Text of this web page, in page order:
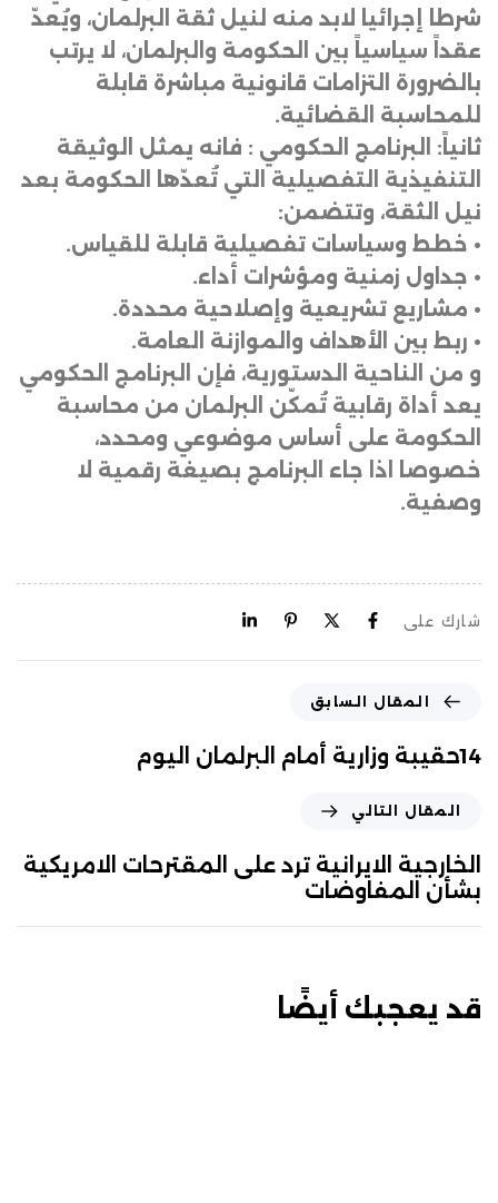
شرطا إجرائيا لابد منه لنيل ثقة البرلمان، ويُعدّ
عقداً سياسياً بين الحكومة والبرلمان، لا يرتب
بالضرورة التزامات قانونية مباشرة قابلة
للمحاسبة القضائية.
ثانياً: البرنامج الحكومي : فانه يمثل الوثيقة
التنفيذية التفصيلية التي تُعدّها الحكومة بعد
نيل الثقة، وتتضمن:
• خطط وسياسات تفصيلية قابلة للقياس.
• جداول زمنية ومؤشرات أداء.
• مشاريع تشريعية وإصلاحية محددة.
• ربط بين الأهداف والموازنة العامة.
و من الناحية الدستورية، فإن البرنامج الحكومي
يعد أداة رقابية تُمكّن البرلمان من محاسبة
الحكومة على أساس موضوعي ومحدد،
خصوصا اذا جاء البرنامج بصيغة رقمية لا
وصفية.
شارك على
المقال السابق
14حقيبة وزارية أمام البرلمان اليوم
المقال التالي
الخارجية الايرانية ترد على المقترحات الامريكية
بشأن المفاوضات
قد يعجبك أيضًا